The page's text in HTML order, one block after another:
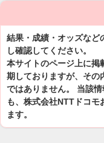
結果・成績・オッズなど
し確認してください。
本サイトのページ上に掲
期しておりますが、その
ではありません。 当該
も、株式会社NTTドコモ
ます。